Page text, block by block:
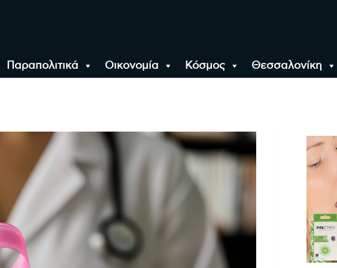
Παραπολιτικά Οικονομία Κόσμος Θεσσαλονίκη